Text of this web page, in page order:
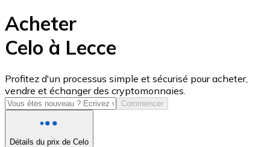
USD Coin
USDC
Acheter
Celo à Lecce
Profitez d'un processus simple et sécurisé pour acheter,
vendre et échanger des cryptomonnaies.
Commencer
Détails du prix de Celo